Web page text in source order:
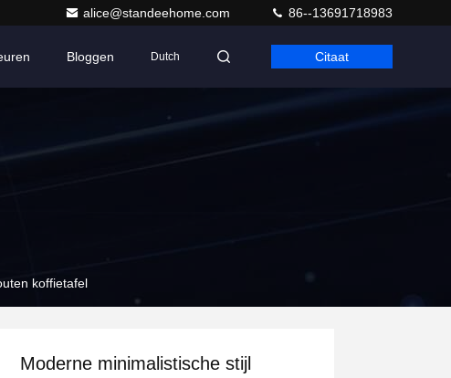
alice@standeehome.com 86--13691718983
Bloggen Dutch Citaat
koffietafel
Moderne minimalistische stijl